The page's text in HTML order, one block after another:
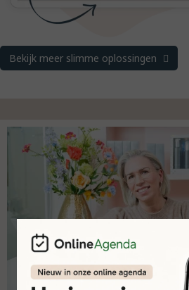
Bekijk meer slimme oplossingen